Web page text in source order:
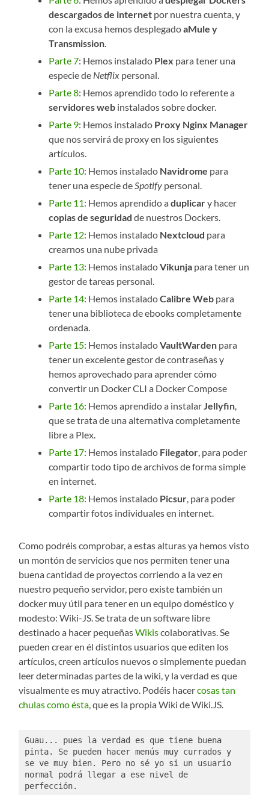
descargados de internet por nuestra cuenta, y
con la excusa hemos desplegadoaMule y
Transmission.
Parte 7: Hemos instalado Plex para tener una
especie de Netflix personal.
Parte 8: Hemos aprendido todo lo referente a
servidores web instalados sobre docker.
Parte 9: Hemos instalado Proxy Nginx Manager
que nos servirá de proxy en los siguientes
artículos.
Parte 10: Hemos instalado Navidrome para
tener una especie deSpotify personal.
Parte 11: Hemos aprendido aduplicary hacer
copias de seguridad de nuestros Dockers.
Parte 12: Hemos instalado Nextcloud para
crearnos una nube privada
Parte 13: Hemos instaladoVikunja para tener un
gestor de tareas personal.
Parte 14: Hemos instaladoCalibre Web para
tener una biblioteca de ebooks completamente
ordenada.
Parte 15: Hemos instaladoVaultWarden para
tener un excelente gestor de contraseñas y
hemos aprovechado para aprender cómo
convertir un Docker CLI a Docker Compose
Parte 16: Hemos aprendido a instalarJellyfin,
que se trata de una alternativa completamente
libre a Plex.
Parte 17: Hemos instalado Filegator, para poder
compartir todo tipo de archivos de forma simple
en internet.
Parte 18: Hemos instalado Picsur, para poder
compartir fotos individuales en internet.
Como podréis comprobar, a estas alturas ya hemos visto
un montón de servicios que nos permiten tener una
buena cantidad de proyectos corriendo a la vez en
nuestro pequeño servidor, pero existe también un
docker muy útil para tener en un equipo doméstico y
modesto: Wiki-JS. Se trata de un software libre
destinado a hacer pequeñasWikiscolaborativas. Se
pueden crear en él distintos usuarios que editen los
artículos, creen artículos nuevos o simplemente puedan
leer determinadas partes de la wiki, y la verdad es que
visualmente es muy atractivo. Podéis hacercosas tan
chulas como ésta, que es la propia Wiki de Wiki.JS.
Guau... pues la verdad es que tiene buena
pinta. Se pueden hacer menús muy currados y
se ve muy bien. Pero no sé yo si un usuario
normal podrá llegar a ese nivel de
perfección.